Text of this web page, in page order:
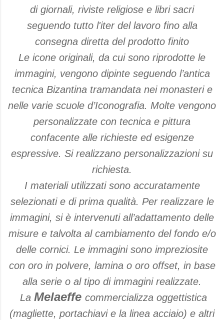
di giornali, riviste religiose e libri sacri
seguendo tutto l'iter del lavoro fino alla
consegna diretta del prodotto finito
Le icone originali, da cui sono riprodotte le
immagini, vengono dipinte seguendo l’antica
tecnica Bizantina tramandata nei monasteri e
nelle varie scuole d’Iconografia. Molte vengono
personalizzate con tecnica e pittura
confacente alle richieste ed esigenze
espressive. Si realizzano personalizzazioni su
richiesta.
I materiali utilizzati sono accuratamente
selezionati e di prima qualità. Per realizzare le
immagini, si è intervenuti all’adattamento delle
misure e talvolta al cambiamento del fondo e/o
delle cornici. Le immagini sono impreziosite
con oro in polvere, lamina o oro offset, in base
alla serie o al tipo di immagini realizzate.
La Melaeffe commercializza oggettistica
(magliette, portachiavi e la linea acciaio) e altri